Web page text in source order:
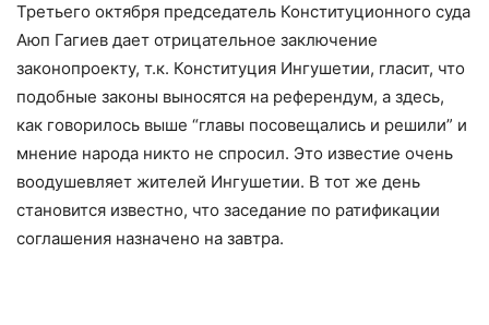
Третьего октября председатель Конституционного суда
Аюп Гагиев дает отрицательное заключение
законопроекту, т.к. Конституция Ингушетии, гласит, что
подобные законы выносятся на референдум, а здесь,
как говорилось выше “главы посовещались и решили” и
мнение народа никто не спросил. Это известие очень
воодушевляет жителей Ингушетии. В тот же день
становится известно, что заседание по ратификации
соглашения назначено на завтра.